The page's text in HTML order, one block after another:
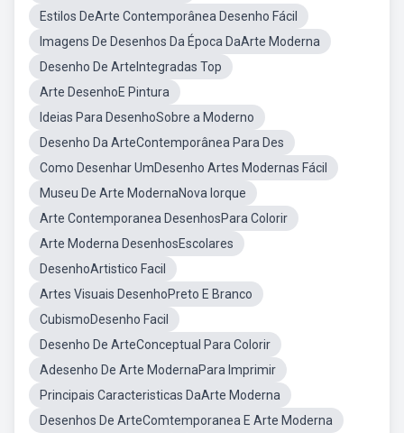
Estilos DeArte Contemporânea Desenho Fácil
Imagens De Desenhos Da Época DaArte Moderna
Desenho De ArteIntegradas Top
Arte DesenhoE Pintura
Ideias Para DesenhoSobre a Moderno
Desenho Da ArteContemporânea Para Des
Como Desenhar UmDesenho Artes Modernas Fácil
Museu De Arte ModernaNova Iorque
Arte Contemporanea DesenhosPara Colorir
Arte Moderna DesenhosEscolares
DesenhoArtistico Facil
Artes Visuais DesenhoPreto E Branco
CubismoDesenho Facil
Desenho De ArteConceptual Para Colorir
Adesenho De Arte ModernaPara Imprimir
Principais Caracteristicas DaArte Moderna
Desenhos De ArteComtemporanea E Arte Moderna